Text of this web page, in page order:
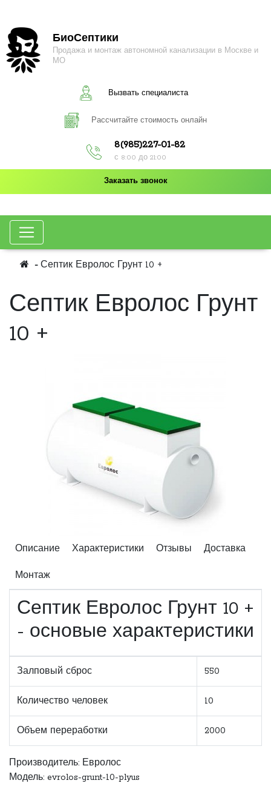
БиоСептики
Продажа и монтаж автономной канализации в Москве и
МО
Вызвать специалиста
Рассчитайте стоимость онлайн
8(985)227-01-82
с 8:00 до 21:00
Заказать звонок
Септик Евролос Грунт 10 +
Септик Евролос Грунт
10 +
Описание Характеристики Отзывы Доставка
Монтаж
Септик Евролос Грунт 10 +
- основые характеристики
Залповый сброс 550
Количество человек 10
Объем переработки 2000
Производитель: Евролос
Модель: evrolos-grunt-10-plyus